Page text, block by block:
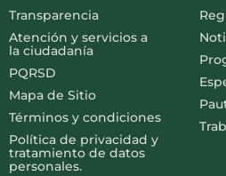
Transparencia
Atención y servicios a
la ciudadanía
PQRSD
Mapa de Sitio
Términos y condiciones
Política de privacidad y
tratamiento de datos
personales.